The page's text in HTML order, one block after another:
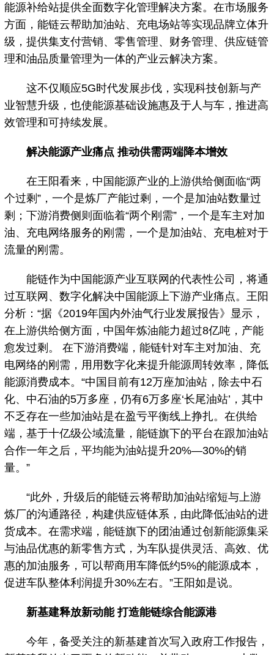
能源补给站提供全面数字化管理解决方案。在市场服务
方面，能链云帮助加油站、充电场站等实现品牌立体升
级，提供集支付营销、零售管理、财务管理、供应链管
理和油品质量管理为一体的产业云解决方案。
这不仅顺应5G时代发展步伐，实现科技创新与产
业智慧升级，也使能源基础设施惠及于人与车，推进高
效管理和可持续发展。
解决能源产业痛点 推动供需两端降本增效
在王阳看来，中国能源产业的上游供给侧面临“两
个过剩”，一个是炼厂产能过剩，一个是加油站数量过
剩；下游消费侧则面临着“两个刚需”，一个是车主对加
油、充电网络服务的刚需，一个是加油站、充电桩对于
流量的刚需。
能链作为中国能源产业互联网的代表性公司，将通
过互联网、数字化解决中国能源上下游产业痛点。王阳
分析：“据《2019年国内外油气行业发展报告》显示，
在上游供给侧方面，中国年炼油能力超过8亿吨，产能
愈发过剩。 在下游消费端，能链针对车主对加油、充
电网络的刚需，用用数字化来提升能源周转效率，降低
能源消费成本。“中国目前有12万座加油站，除去中石
化、中石油的5万多座，仍有6万多座‘长尾油站’，其中
不乏存在一些加油站是在盈亏平衡线上挣扎。在供给
端，基于十亿级公域流量，能链旗下的平台在跟加油站
合作一年之后，平均能为油站提升20%—30%的销
量。”
“此外，升级后的能链云将帮助加油站缩短与上游
炼厂的沟通路径，构建供应链体系，由此降低油站的进
货成本。在需求端，能链旗下的团油通过创新能源集采
与油品优惠的新零售方式，为车队提供灵活、高效、优
惠的加油服务，可以帮商用车降低约5%的能源成本，
促进车队整体利润提升30%左右。”王阳如是说。
新基建释放新动能 打造能链综合能源港
今年，备受关注的新基建首次写入政府工作报告，